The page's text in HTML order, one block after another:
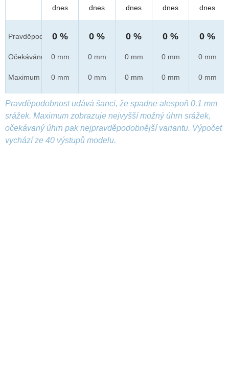
Pravděpod.
Očekáváno
Maximum
dnes
0 %
0 mm
0 mm
dnes
0 %
0 mm
0 mm
dnes
0 %
0 mm
0 mm
dnes
0 %
0 mm
0 mm
dnes
0 %
0 mm
0 mm
Pravděpodobnost udává šanci, že spadne alespoň 0,1 mm
srážek. Maximum zobrazuje nejvyšší možný úhrn srážek,
očekávaný úhrn pak nejpravděpodobnější variantu. Výpočet
vychází ze 40 výstupů modelu.